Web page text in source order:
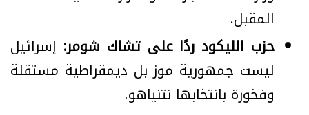
المقبل.
حزب الليكود ردًا على تشاك شومر: إسرائيل
ليست جمهورية موز بل ديمقراطية مستقلة
وفخورة بانتخابها نتنياهو.